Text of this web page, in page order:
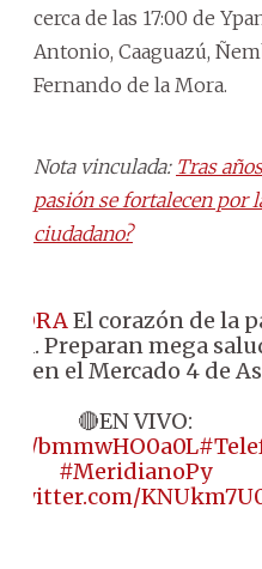
cerca de las 17:00 de
Antonio, Caaguazú,
Fernando de la Mora.
Nota vinculada: Tras
pasión se fortalecen por
ciudadano?
El corazón de la
Preparan mega
en el Mercado 4 de
🔴EN VIVO:
bmmwHO0a0L
#MeridianoPy